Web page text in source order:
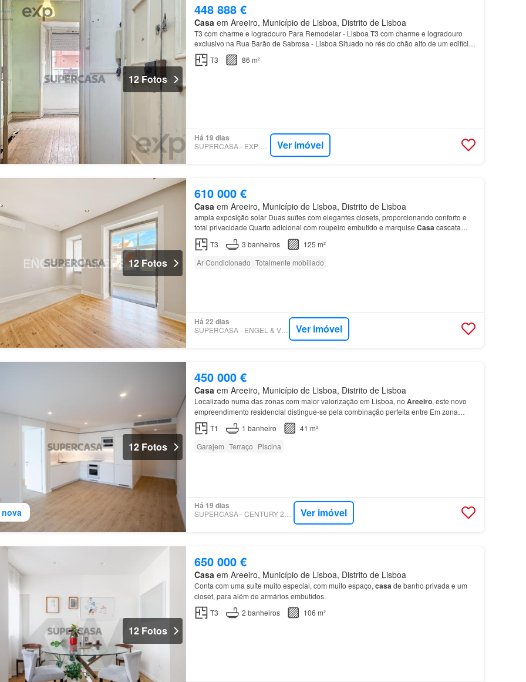
12 Fotos
448 888 €
Casaem Areeiro, Município de Lisboa, Distrito de Lisboa
T3 com charme e logradouro Para Remodelar - Lisboa T3 com charme e logradouro
exclusivo na Rua Barão de Sabrosa - Lisboa Situado no rés do chão alto de um edifício
histórico cheio de charme, este apartamento T3 na Rua Barão d…
T3 86 m²
Há 19 dias
Ver imóvel
12 Fotos
610 000 €
Casaem Areeiro, Município de Lisboa, Distrito de Lisboa
ampla exposição solar Duas suítes com elegantes closets, proporcionando conforto e
total privacidade Quarto adicional com roupeiro embutido e marquise Casacascata
Eletrodomésticos Klarstein Termoacumulador Cointra de 100L De…
T3 3 banheiros
125 m²
Ar Condicionado Totalmente mobiliado
Há 22 dias
SUPERCASA - ENGEL & VÖLKERS LISBOA Ver imóvel
12 Fotos
450 000 €
Casaem Areeiro, Município de Lisboa, Distrito de Lisboa
Localizado numa das zonas com maior valorização em Lisboa, no Areeiro, este novo
empreendimento residencial distingue-se pela combinação perfeita entre Em zona
central e de fácil acesso aos principais pontos da cidade, com o…
T1 1 banheiro
41 m²
Garajem Terraço Piscina
Há 19 dias
Ver imóvel
12 Fotos
650 000 €
Casa em Areeiro, Município de Lisboa, Distrito de Lisboa
Conta com uma suíte muito especial, com muito espaço, casade banho privada e um
closet, para além de armários embutidos.
T3
2 banheiros 106 m²